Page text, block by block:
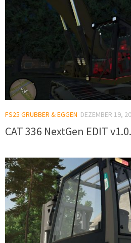
FS25 GRUBBER & EGGEN DEZEMBER 19,
CAT 336 NextGen EDIT